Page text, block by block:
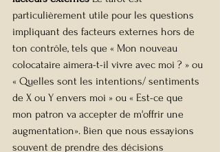
particulièrement utile pour les questions
impliquant des facteurs externes hors de
ton contrôle, tels que « Mon nouveau
colocataire aimera-t-il vivre avec moi ? » ou
« Quelles sont les intentions/ sentiments
de X ou Y envers moi » ou « Est-ce que
mon patron va accepter de m'offrir une
augmentation». Bien que nous essayions
souvent de prendre des décisions